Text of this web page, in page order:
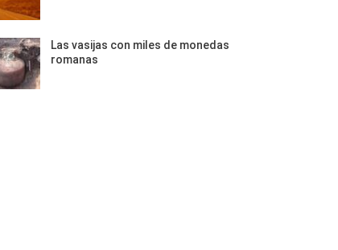
Las vasijas con miles de monedas
romanas